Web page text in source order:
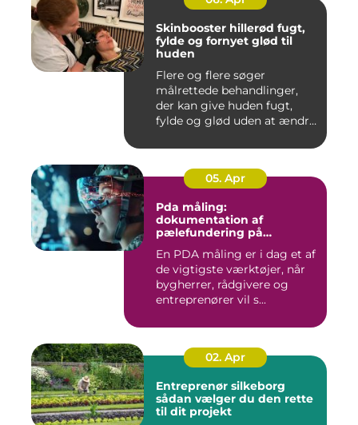
Skinbooster hillerød fugt,
fylde og fornyet glød til
huden
Flere og flere søger
målrettede behandlinger,
der kan give huden fugt,
fylde og glød uden at ændre
05. Apr
Pda måling:
dokumentation af
pælefundering på
En PDA måling er i dag et af
de vigtigste værktøjer, når
bygherrer, rådgivere og
entreprenører vil s...
02. Apr
Entreprenør silkeborg
sådan vælger du den rette
til dit projekt